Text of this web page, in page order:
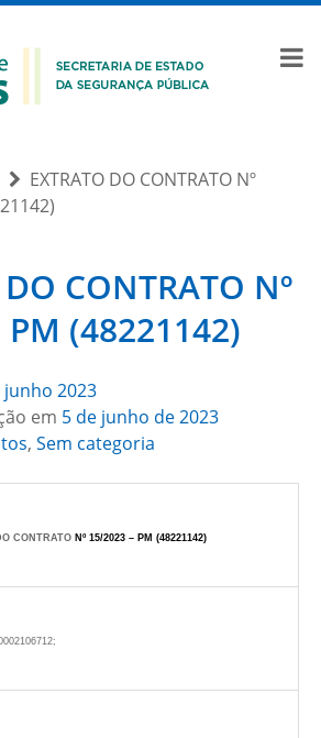
EXTRATO DO CONTRATO Nº
CONTRATO Nº
(48221142)
junho 2023
em 5 de junho de 2023
, Sem categoria
CONTRATO Nº 15/2023 – PM (48221142)